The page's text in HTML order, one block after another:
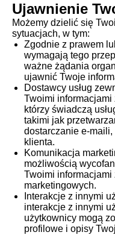
Ujawnienie
Możemy dzielić się
sytuacjach, w tym:
Zgodnie z prawem
wymagają tego
ważne żądania
ujawnić Twoje
Dostawcy usług
Twoimi informacjami
którzy świadczą
takimi jak
dostarczanie e-maili,
klienta.
Komunikacja
możliwością
Twoimi
marketingowych.
Interakcje z innymi
interakcje z innymi
użytkownicy mogą
profilowe i opisy